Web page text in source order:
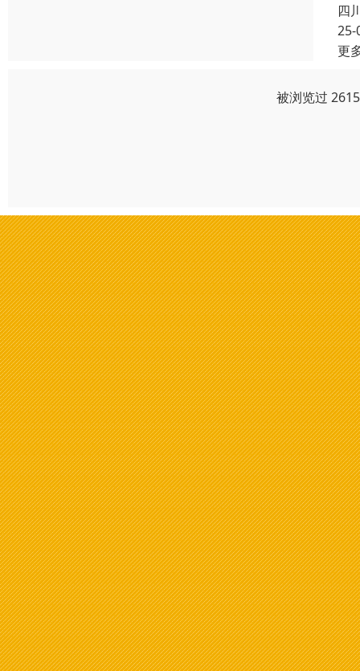
四
25-
更
被浏览过